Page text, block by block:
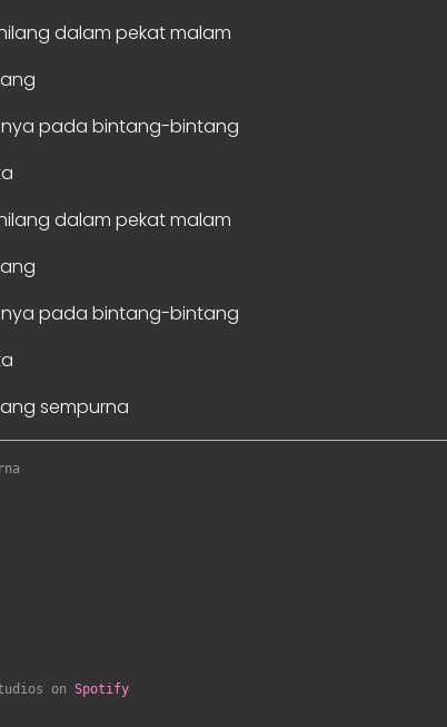
dalam pekat malam
pada bintang-bintang
dalam pekat malam
pada bintang-bintang
sempurna
on Spotify